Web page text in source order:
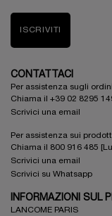
ISCRIVITI
CONTATTACI
Per assistenza sugli
Chiama il +39 02 8295
Scrivici una email
Per assistenza sui
Chiama il 800 916 485
Scrivici una email
Scrivici su Whatsapp
INFORMAZIONI SUL
LANCOME PARIS